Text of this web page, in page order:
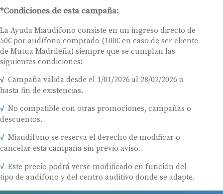
*Condiciones de esta campaña:
La Ayuda Miaudífono consiste en un ingreso directo de
50€ por audífono comprado (100€ en caso de ser cliente
de Mutua Madrileña) siempre que se cumplan las
siguientes condiciones:
Campaña válida desde el 1/01/2026 al 28/02/2026 o
hasta fin de existencias.
No compatible con otras promociones, campañas o
descuentos.
Miaudífono se reserva el derecho de modificar o
cancelar esta campaña sin previo aviso.
Este precio podrá verse modificado en función del
tipo de audífono y del centro auditivo donde se adapte.